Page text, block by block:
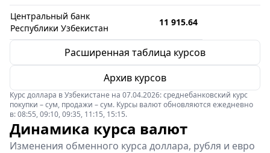
Центральный банк
Республики Узбекистан
11 915.64
Расширенная таблица курсов
Архив курсов
Курс доллара в Узбекистане на 07.04.2026: среднебанковский курс
покупки – сум, продажи – сум. Курсы валют обновляются ежедневно
в: 08:55, 09:10, 09:35, 11:15, 15:15.
Динамика курса валют
Изменения обменного курса доллара, рубля и евро